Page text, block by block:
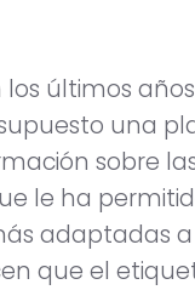
últimos
una
sobre
le ha
adaptadas
que el